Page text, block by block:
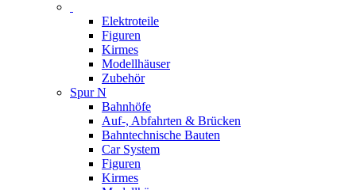
Elektroteile
Figuren
Kirmes
Modellhäuser
Zubehör
Spur N
Bahnhöfe
Auf-, Abfahrten & Brücken
Bahntechnische Bauten
Car System
Figuren
Kirmes